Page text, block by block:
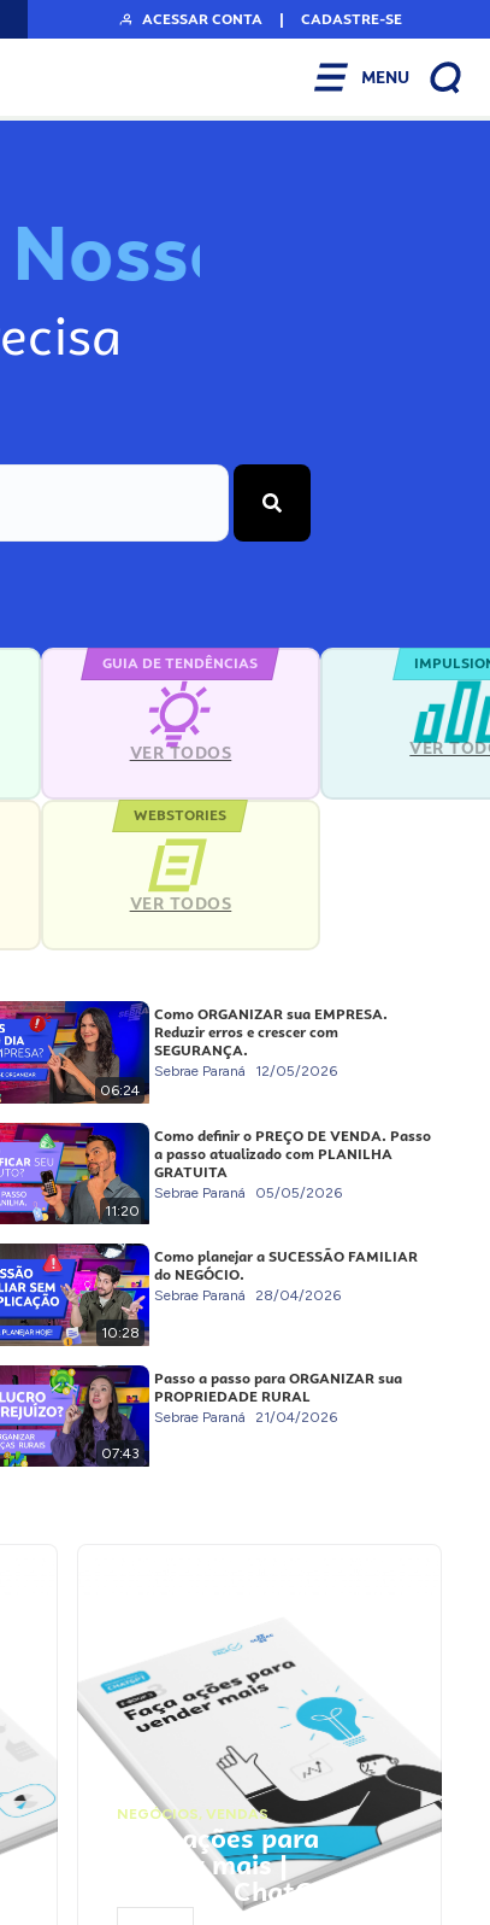
ACESSAR CONTA | CADASTRE-SE
MENU
Nosso
GUIA DE TENDÊNCIAS
VER TODOS VER
WEBSTORIES
VER TODOS
06:24
Como ORGANIZAR sua EMPRESA.
Reduzir erros e crescer com
SEGURANÇA.
Sebrae Paraná 12/05/2026
11:20
Como definir o PREÇO DE VENDA. Passo
a passo atualizado com PLANILHA
GRATUITA
Sebrae Paraná 05/05/2026
10:28
Como planejar a SUCESSÃO FAMILIAR
do NEGÓCIO.
Sebrae Paraná 28/04/2026
07:43
Passo a passo para ORGANIZAR sua
PROPRIEDADE RURAL
Sebrae Paraná 21/04/2026
NEGÓCIOS, VENDAS
Faça ações para
vender mais |
Prompts ChatGPT